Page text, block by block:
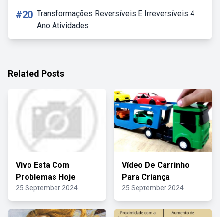
#20 Transformações Reversíveis E Irreversíveis 4
Ano Atividades
Related Posts
Vivo Esta Com
Problemas Hoje
25 September 2024
Vídeo De Carrinho
Para Criança
25 September 2024